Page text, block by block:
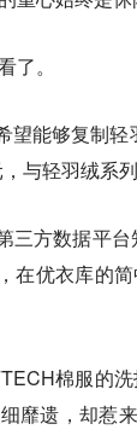
。
能够复制
与轻羽绒系列
方数据平台
在优衣库的
棉服的
靡遗，却惹